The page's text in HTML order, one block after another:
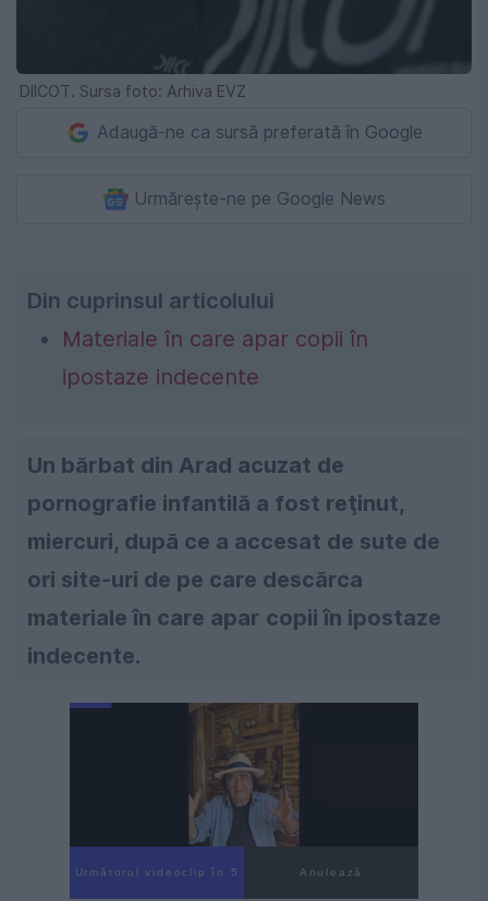
DIICOT. Sursa foto: Arhiva EVZ
Adaugă-ne ca sursă preferată în Google
Urmărește-ne pe Google News
Din cuprinsul articolului
Materiale în care apar copii în
ipostaze indecente
Un bărbat din Arad acuzat de
pornografie infantilă a fost reţinut,
miercuri, după ce a accesat de sute de
ori site-uri de pe care descărca
materiale în care apar copii în ipostaze
indecente.
Următorul videoclip în 4 Anulează